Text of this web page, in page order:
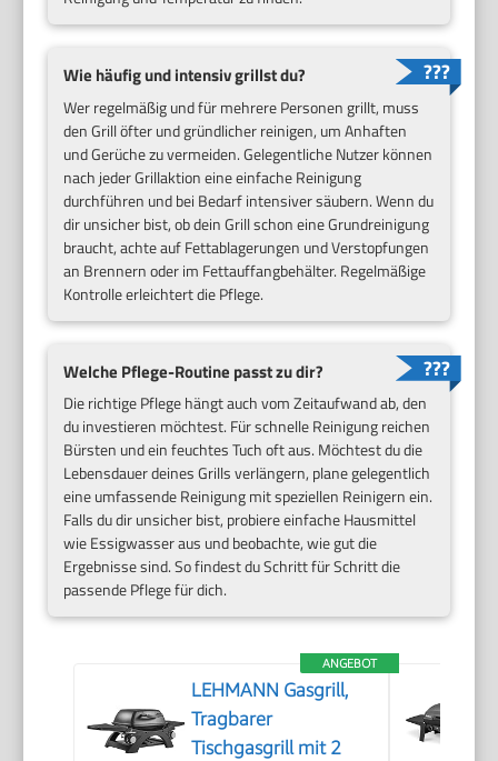
Wie häufig und intensiv grillst du?
Wer regelmäßig und für mehrere Personen grillt, muss
den Grill öfter und gründlicher reinigen, um Anhaften
und Gerüche zu vermeiden. Gelegentliche Nutzer können
nach jeder Grillaktion eine einfache Reinigung
durchführen und bei Bedarf intensiver säubern. Wenn du
dir unsicher bist, ob dein Grill schon eine Grundreinigung
braucht, achte auf Fettablagerungen und Verstopfungen
an Brennern oder im Fettauffangbehälter. Regelmäßige
Kontrolle erleichtert die Pflege.
Welche Pflege-Routine passt zu dir?
Die richtige Pflege hängt auch vom Zeitaufwand ab, den
du investieren möchtest. Für schnelle Reinigung reichen
Bürsten und ein feuchtes Tuch oft aus. Möchtest du die
Lebensdauer deines Grills verlängern, plane gelegentlich
eine umfassende Reinigung mit speziellen Reinigern ein.
Falls du dir unsicher bist, probiere einfache Hausmittel
wie Essigwasser aus und beobachte, wie gut die
Ergebnisse sind. So findest du Schritt für Schritt die
passende Pflege für dich.
ANGEBOT
LEHMANN Gasgrill,
Tragbarer
Tischgasgrill mit 2